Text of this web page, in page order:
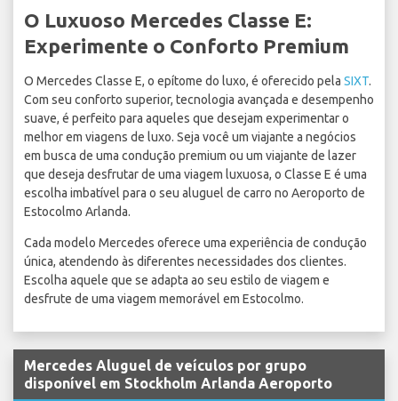
O Luxuoso Mercedes Classe E:
Experimente o Conforto Premium
O Mercedes Classe E, o epítome do luxo, é oferecido pela SIXT.
Com seu conforto superior, tecnologia avançada e desempenho
suave, é perfeito para aqueles que desejam experimentar o
melhor em viagens de luxo. Seja você um viajante a negócios
em busca de uma condução premium ou um viajante de lazer
que deseja desfrutar de uma viagem luxuosa, o Classe E é uma
escolha imbatível para o seu aluguel de carro no Aeroporto de
Estocolmo Arlanda.
Cada modelo Mercedes oferece uma experiência de condução
única, atendendo às diferentes necessidades dos clientes.
Escolha aquele que se adapta ao seu estilo de viagem e
desfrute de uma viagem memorável em Estocolmo.
Mercedes Aluguel de veículos por grupo
disponível em Stockholm Arlanda Aeroporto